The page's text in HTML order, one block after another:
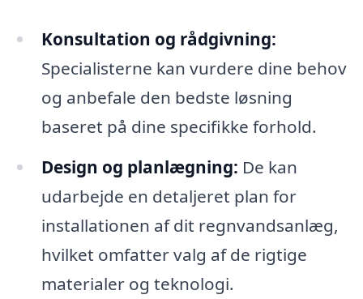
Konsultation og rådgivning:
Specialisterne kan vurdere dine behov
og anbefale den bedste løsning
baseret på dine specifikke forhold.
Design og planlægning: De kan
udarbejde en detaljeret plan for
installationen af dit regnvandsanlæg,
hvilket omfatter valg af de rigtige
materialer og teknologi.